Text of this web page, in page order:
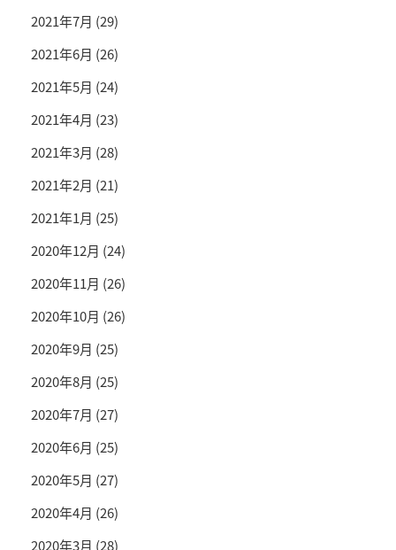
2021年7月 (29)
2021年6月 (26)
2021年5月 (24)
2021年4月 (23)
2021年3月 (28)
2021年2月 (21)
2021年1月 (25)
2020年12月 (24)
2020年11月 (26)
2020年10月 (26)
2020年9月 (25)
2020年8月 (25)
2020年7月 (27)
2020年6月 (25)
2020年5月 (27)
2020年4月 (26)
2020年3月 (28)